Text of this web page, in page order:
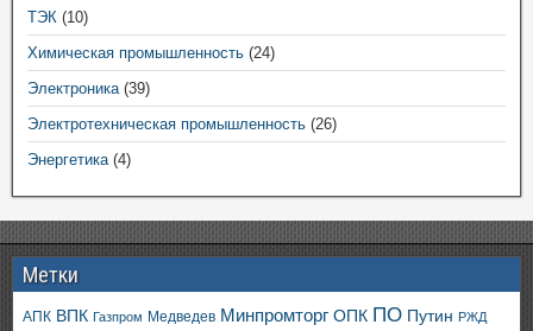
ТЭК (10)
Химическая промышленность (24)
Электроника(39)
Электротехническая промышленность (26)
Энергетика(4)
Метки
АПК ВПК Газпром Медведев Минпромторг ОПК ПО Путин РЖД